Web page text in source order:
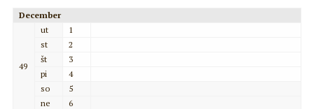
December
49
ut
1
st
2
št
3
pi
4
so
5
ne
6